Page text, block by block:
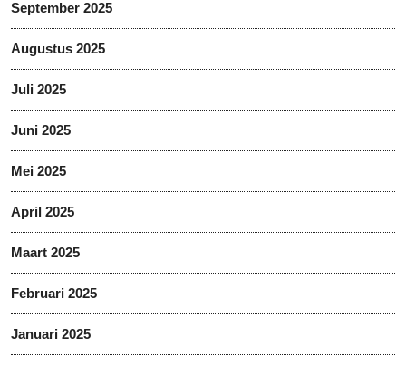
September 2025
Augustus 2025
Juli 2025
Juni 2025
Mei 2025
April 2025
Maart 2025
Februari 2025
Januari 2025